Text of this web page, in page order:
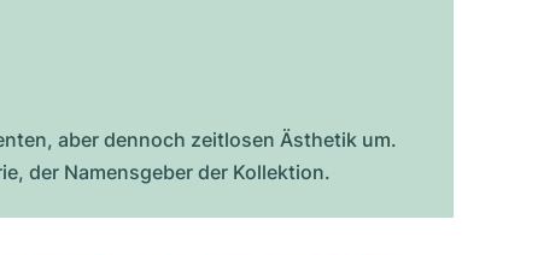
aber dennoch zeitlosen Ästhetik um.
der Namensgeber der Kollektion.